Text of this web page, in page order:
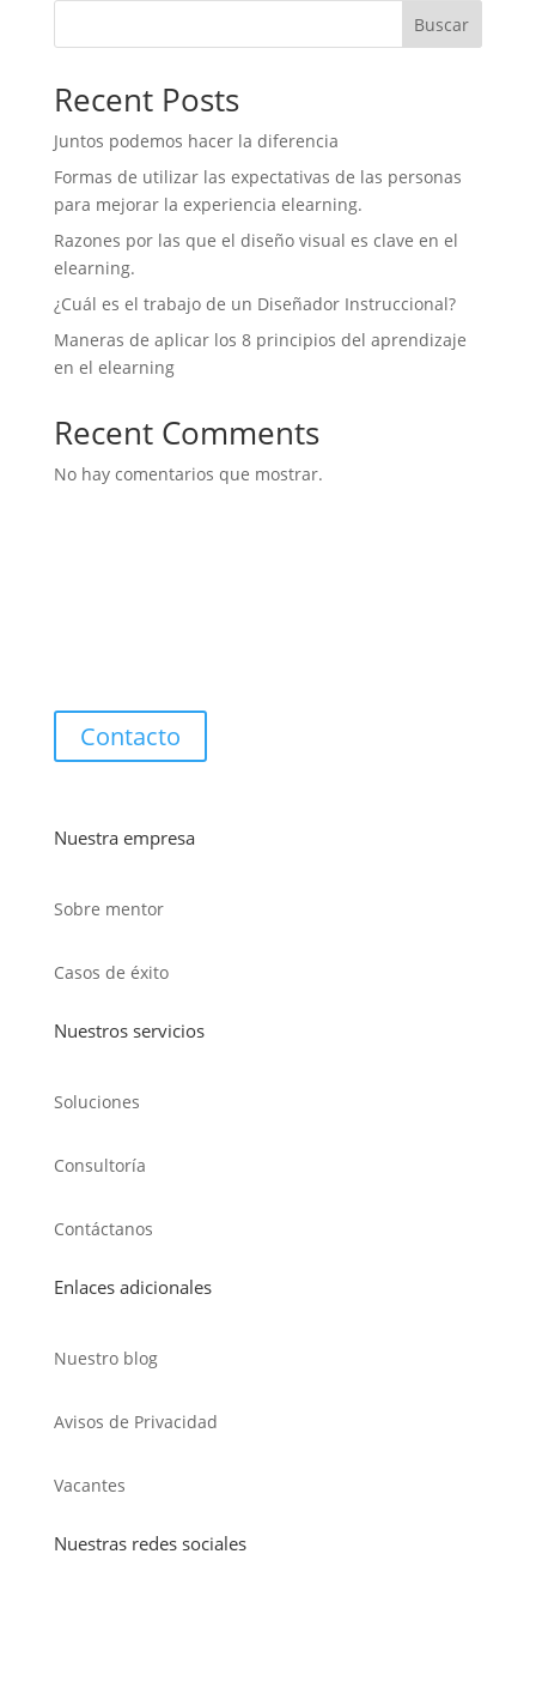
Buscar
Recent Posts
Juntos podemos hacer la diferencia
Formas de utilizar las expectativas de las personas
para mejorar la experiencia elearning.
Razones por las que el diseño visual es clave en el
elearning.
¿Cuál es el trabajo de un Diseñador Instruccional?
Maneras de aplicar los 8 principios del aprendizaje
en el elearning
Recent Comments
No hay comentarios que mostrar.
Contacto
Nuestra empresa
Sobre mentor
Casos de éxito
Nuestros servicios
Soluciones
Consultoría
Contáctanos
Enlaces adicionales
Nuestro blog
Avisos de Privacidad
Vacantes
Nuestras redes sociales